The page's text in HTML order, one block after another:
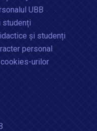
UBB
studenți
și studenți
personal
urilor